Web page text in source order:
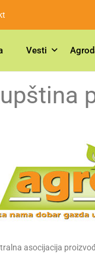
Vesti
asocijacija